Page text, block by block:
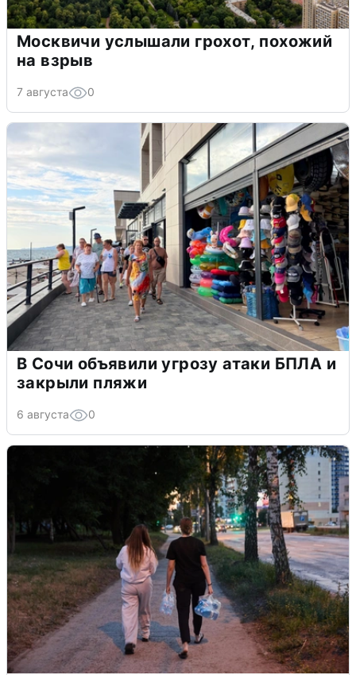
Москвичи услышали грохот, похожий
на взрыв
7 августа 0
В Сочи объявили угрозу атаки БПЛА и
закрыли пляжи
6 августа 0